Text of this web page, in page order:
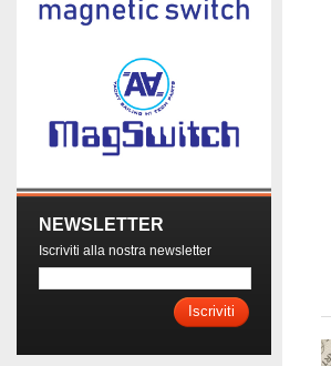
NEWSLETTER
Iscriviti alla nostra newsletter
Iscriviti